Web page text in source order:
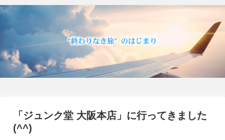
「ジュンク堂 大阪本店」に行ってきました
(^^)